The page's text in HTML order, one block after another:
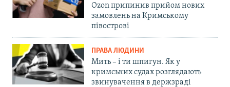
Ozon припинив прийом нових
замовлень на Кримському
півострові
ПРАВА ЛЮДИНИ
Мить – і ти шпигун. Як у
кримських судах розглядають
звинувачення в держзраді